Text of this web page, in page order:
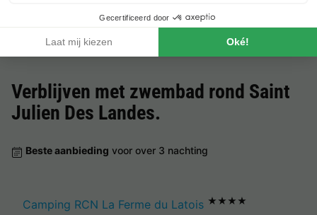
€ 208,50
Verblijven met zwembad rond Saint
Julien Des Landes.
Beste aanbieding voor over 3 nachting
Camping RCN La Ferme du Latois ★★★★